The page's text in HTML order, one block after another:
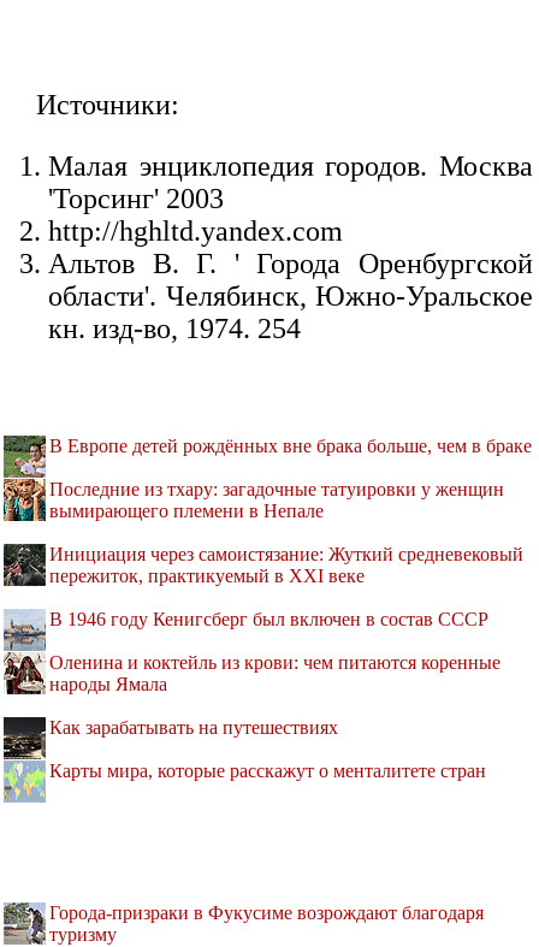
Источники:
Малая энциклопедия городов. Москва
'Торсинг' 2003
http://hghltd.yandex.com
Альтов В. Г. ' Города Оренбургской
области'. Челябинск, Южно-Уральское
кн. изд-во, 1974. 254
В Европе детей рождённых вне брака больше, чем в браке
Последние из тхару: загадочные татуировки у женщин
вымирающего племени в Непале
Инициация через самоистязание: Жуткий средневековый
пережиток, практикуемый в XXI веке
В 1946 году Кенигсберг был включен в состав СССР
Оленина и коктейль из крови: чем питаются коренные
народы Ямала
Как зарабатывать на путешествиях
Карты мира, которые расскажут о менталитете стран
Города-призраки в Фукусиме возрождают благодаря
туризму